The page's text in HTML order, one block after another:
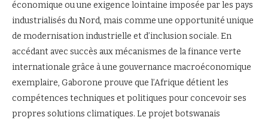
économique ou une exigence lointaine imposée par les pays
industrialisés du Nord, mais comme une opportunité unique
de modernisation industrielle et d’inclusion sociale. En
accédant avec succès aux mécanismes de la finance verte
internationale grâce à une gouvernance macroéconomique
exemplaire, Gaborone prouve que l’Afrique détient les
compétences techniques et politiques pour concevoir ses
propres solutions climatiques. Le projet botswanais